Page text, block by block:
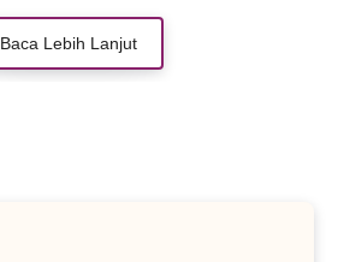
Baca Lebih Lanjut